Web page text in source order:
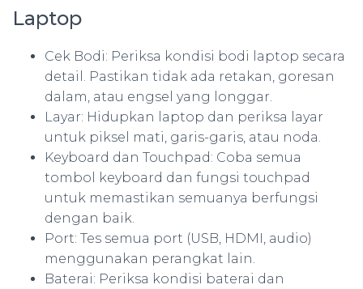
Laptop
Cek Bodi: Periksa kondisi bodi laptop secara
detail. Pastikan tidak ada retakan, goresan
dalam, atau engsel yang longgar.
Layar: Hidupkan laptop dan periksa layar
untuk piksel mati, garis-garis, atau noda.
Keyboard dan Touchpad: Coba semua
tombol keyboard dan fungsi touchpad
untuk memastikan semuanya berfungsi
dengan baik.
Port: Tes semua port (USB, HDMI, audio)
menggunakan perangkat lain.
Baterai: Periksa kondisi baterai dan